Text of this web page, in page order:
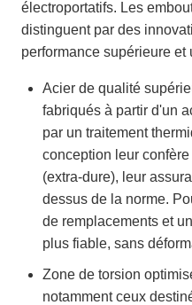
électroportatifs. Les
distinguent par des
performance supérieure
Acier de qualité
fabriqués à partir d'un
par un traitement
conception leur
(extra-dure), leur
dessus de la norme.
de remplacements et
plus fiable, sans
Zone de torsion
notamment ceux